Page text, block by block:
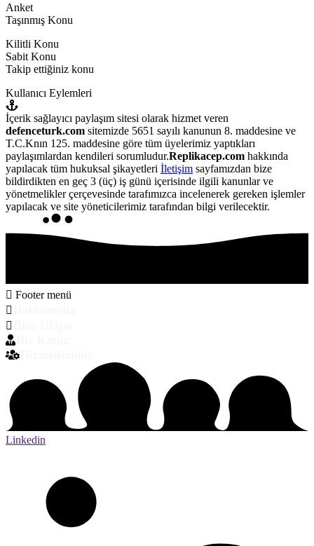
Anket
Taşınmış Konu
Kilitli Konu
Sabit Konu
Takip ettiğiniz konu
Kullanıcı Eylemleri
İçerik sağlayıcı paylaşım sitesi olarak hizmet veren
defenceturk.com sitemizde 5651 sayılı kanunun 8. maddesine ve
T.C.Knın 125. maddesine göre tüm üyelerimiz yaptıkları
paylaşımlardan kendileri sorumludur.Replikacep.com hakkında
yapılacak tüm hukuksal şikayetleri İletişim sayfamızdan bize
bildirdikten en geç 3 (üç) iş günü içerisinde ilgili kanunlar ve
yönetmelikler çerçevesinde tarafımızca incelenerek gereken işlemler
yapılacak ve site yöneticilerimiz tarafından bilgi verilecektir.
Footer menü
Linkedin